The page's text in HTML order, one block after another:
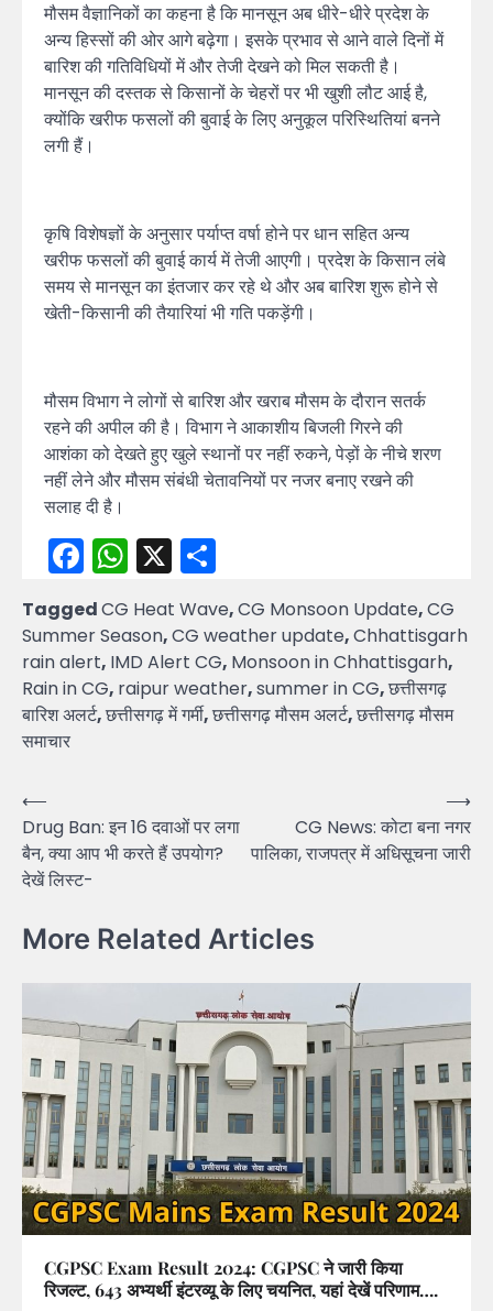
मौसम वैज्ञानिकों का कहना है कि मानसून अब धीरे-धीरे प्रदेश के
अन्य हिस्सों की ओर आगे बढ़ेगा। इसके प्रभाव से आने वाले दिनों में
बारिश की गतिविधियों में और तेजी देखने को मिल सकती है।
मानसून की दस्तक से किसानों के चेहरों पर भी खुशी लौट आई है,
क्योंकि खरीफ फसलों की बुवाई के लिए अनुकूल परिस्थितियां बनने
लगी हैं।
कृषि विशेषज्ञों के अनुसार पर्याप्त वर्षा होने पर धान सहित अन्य
खरीफ फसलों की बुवाई कार्य में तेजी आएगी। प्रदेश के किसान लंबे
समय से मानसून का इंतजार कर रहे थे और अब बारिश शुरू होने से
खेती-किसानी की तैयारियां भी गति पकड़ेंगी।
मौसम विभाग ने लोगों से बारिश और खराब मौसम के दौरान सतर्क
रहने की अपील की है। विभाग ने आकाशीय बिजली गिरने की
आशंका को देखते हुए खुले स्थानों पर नहीं रुकने, पेड़ों के नीचे शरण
नहीं लेने और मौसम संबंधी चेतावनियों पर नजर बनाए रखने की
सलाह दी है।
Facebook
WhatsApp
X
TaggedCG Heat Wave,CG Monsoon Update,CG
Summer Season,CG weather update,Chhattisgarh
rain alert, IMD Alert CG, Monsoon in Chhattisgarh,
Rain in CG, raipur weather,summer in CG,छत्तीसगढ़
बारिश अलर्ट,छत्तीसगढ़ में गर्मी,छत्तीसगढ़ मौसम अलर्ट,छत्तीसगढ़ मौसम
समाचार
Post
navigation
⟵
Drug Ban: इन 16 दवाओं पर लगा
बैन, क्या आप भी करते हैं उपयोग?
देखें लिस्ट-
CG News: कोटा बना नगर
पालिका, राजपत्र में अधिसूचना जारी
⟶
More Related Articles
CGPSC Exam Result 2024: CGPSC ने जारी किया
रिजल्ट, 643 अभ्यर्थी इंटरव्यू के लिए चयनित, यहां देखें परिणाम….